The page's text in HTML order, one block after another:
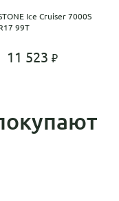
Ice Cruiser 7000S
99T
11 523